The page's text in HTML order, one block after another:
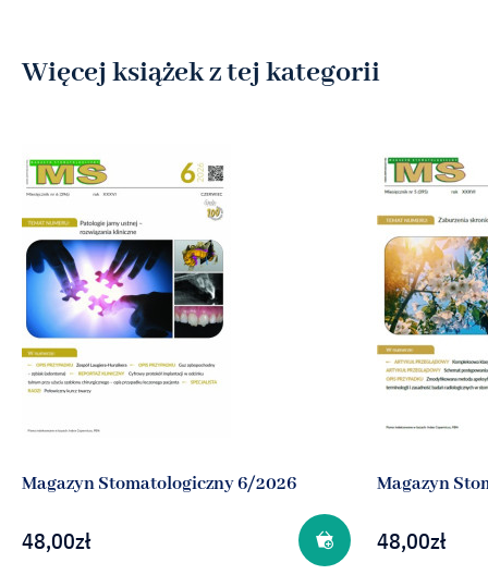
Więcej książek z tej kategorii
Magazyn Stomatologiczny 6/2026
48,00zł
Magazyn
48,00zł